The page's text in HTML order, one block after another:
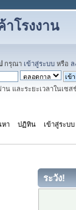
โรงงาน
กรุณา เข้าสู่ระบบ หรือ ล
น และระยะเวลาในเซส
หา ปฏิทิน เข้าสู่ระบบ
ระวัง!